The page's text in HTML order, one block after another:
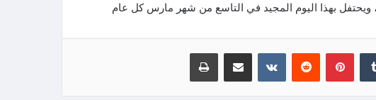
بهذا اليوم المجيد في التاسع من شهر مارس كل عام
بينتيريست